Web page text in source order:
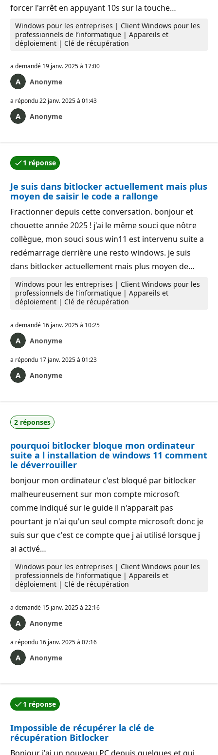
forcer l'arrêt en appuyant 10s sur la touche…
Windows pour les entreprises | Client Windows pour les
professionnels de l’informatique | Appareils et
déploiement | Clé de récupération
a demandé 19 janv. 2025 à 17:00
Anonyme
a répondu22 janv. 2025 à 01:43
Anonyme
1 réponse
L’une des réponses a été acceptée par l’auteur de la
Je suis dans bitlocker actuellement mais plus
moyen de saisir le code a rallonge
Fractionner depuis cette conversation. bonjour et
chouette année 2025 ! j'ai le même souci que nôtre
collègue, mon souci sous win11 est intervenu suite a
redémarrage derrière une resto windows. je suis
dans bitlocker actuellement mais plus moyen de…
Windows pour les entreprises | Client Windows pour les
professionnels de l’informatique | Appareils et
déploiement | Clé de récupération
a demandé 16 janv. 2025 à 10:25
Anonyme
a répondu 17 janv. 2025 à 01:23
Anonyme
2 réponses
pourquoi bitlocker bloque mon ordinateur
suite a l installation de windows 11 comment
le déverrouiller
bonjour mon ordinateur c'est bloqué par bitlocker
malheureusement sur mon compte microsoft
comme indiqué sur le guide il n'apparait pas
pourtant je n'ai qu'un seul compte microsoft donc je
suis sur que c'est ce compte que j ai utilisé lorsque j
ai activé…
Windows pour les entreprises | Client Windows pour les
professionnels de l’informatique | Appareils et
déploiement | Clé de récupération
a demandé 15 janv. 2025 à 22:16
Anonyme
a répondu 16 janv. 2025 à 07:16
Anonyme
1 réponse
L’une des réponses a été acceptée par l’auteur de la
Impossible de récupérer la clé de
récupération Bitlocker
Bonjour j'ai un nouveau PC depuis quelques et qui